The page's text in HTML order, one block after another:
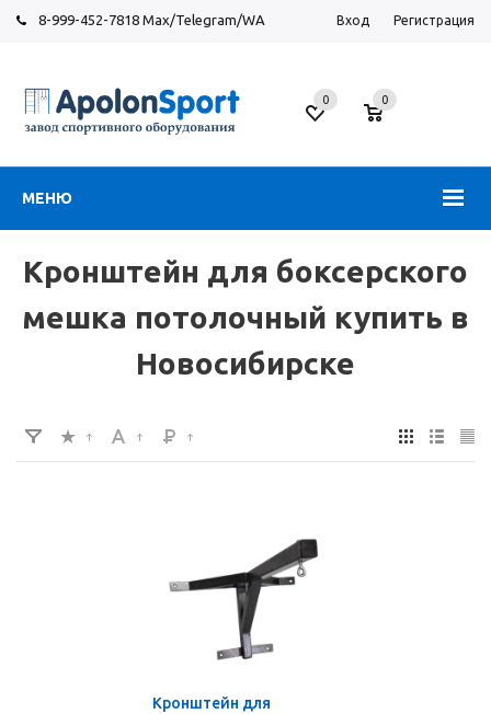
8-999-452-7818 Max/Telegram/WA Вход Регистрация
МЕНЮ
Новосибирск
ул.
0
0
Кронштейн для боксерского
мешка потолочный купить в
Новосибирске
Кронштейн для